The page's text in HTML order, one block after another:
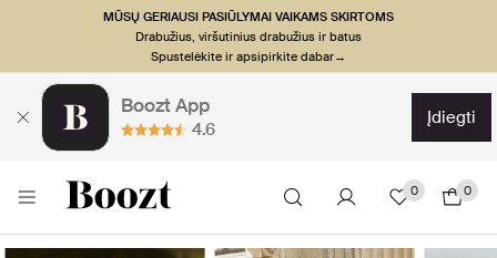
MŪSŲ GERIAUSI PASIŪLYMAI VAIKAMS SKIRTOMS
Drabužius, viršutinius drabužius ir batus
Spustelėkite ir apsipirkite dabar→
Boozt App
4.6
įdiegti
0 0